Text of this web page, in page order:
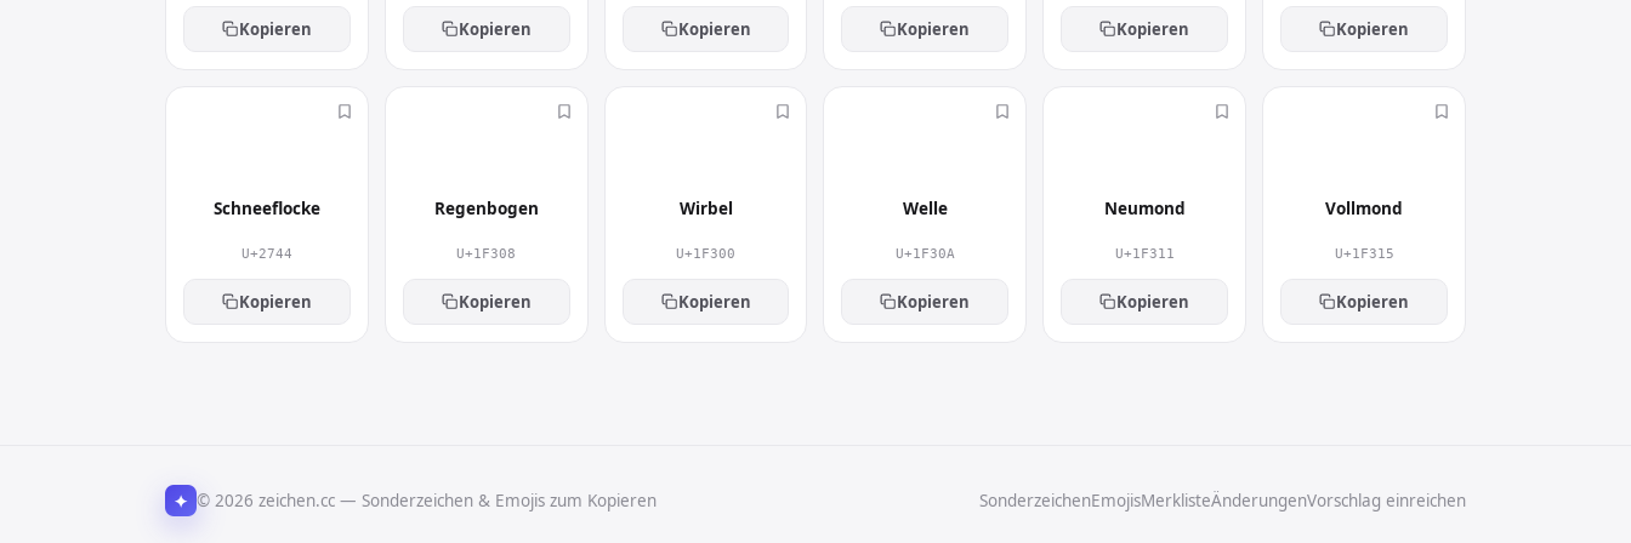
Kopieren Kopieren Kopieren Kopieren Kopieren Kopieren
Schneeflocke
U+2744
Kopieren
Regenbogen
U+1F308
Kopieren
Wirbel
U+1F300
Kopieren
Welle
U+1F30A
Kopieren
Neumond
U+1F311
Kopieren
Vollmond
U+1F315
Kopieren
✦ © 2026 zeichen.cc — Sonderzeichen & Emojis zum Kopieren SonderzeichenEmojisMerklisteÄnderungenVorschlag einreichen